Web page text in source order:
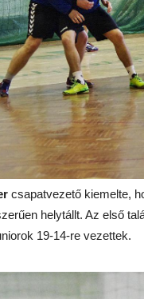
csapatvezető kiemelte,
helytállt. Az első
19-14-re vezettek.